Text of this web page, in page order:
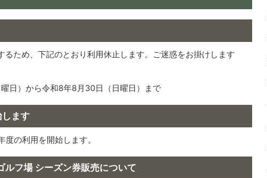
るため、下記のとおり利用休止します。ご迷惑をお掛けします
日）から令和8年8月30日（日曜日）まで
ます
の利用を開始します。
ルフ場 シーズン券販売について